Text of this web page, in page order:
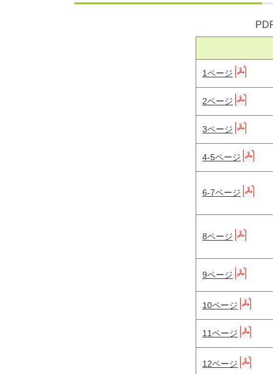
1ページ
2ページ
3ページ
4-5ページ
6-7ページ
8ページ
9ページ
10ページ
11ページ
12ページ